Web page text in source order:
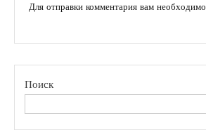
Для отправки комментария вам необходимо
Поиск